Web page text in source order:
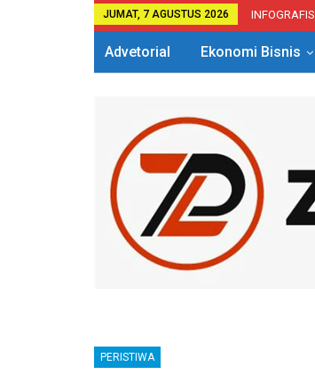
JUMAT, 7 AGUSTUS 2026 INFOGRAFIS
Advetorial Ekonomi Bisnis
PERISTIWA